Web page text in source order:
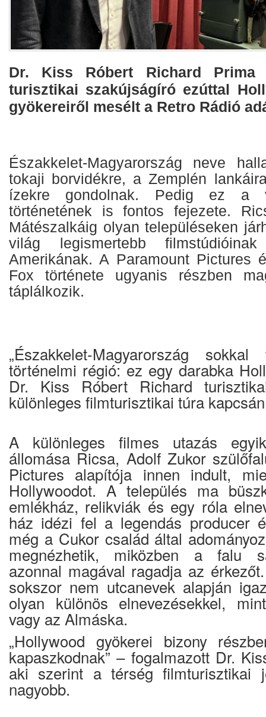
Dr. Kiss Róbert Richard Prima
turisztikai szakújságíró ezúttal
gyökereiről mesélt a Retro Rádió
Északkelet-Magyarország neve
tokaji borvidékre, a Zemplén
ízekre gondolnak. Pedig ez a
történetének is fontos fejezete.
Mátészalkáig olyan településeken
világ legismertebb
Amerikának. A Paramount Pictures
Fox története ugyanis részben
táplálkozik.
„Északkelet-Magyarország
történelmi régió: ez egy darabka
Dr. Kiss Róbert Richard
különleges filmturisztikai túra
A különleges filmes utazás
állomása Ricsa, Adolf Zukor
Pictures alapítója innen indult,
Hollywoodot. A település ma
emlékház, relikviák és egy róla
ház idézi fel a legendás producer
még a Cukor család által
megnézhetik, miközben a falu
azonnal magával ragadja az
sokszor nem utcanevek alapján
olyan különös elnevezésekkel,
vagy az Almáska.
„Hollywood gyökerei bizony
kapaszkodnak” – fogalmazott Dr.
aki szerint a térség filmturisztikai
nagyobb.